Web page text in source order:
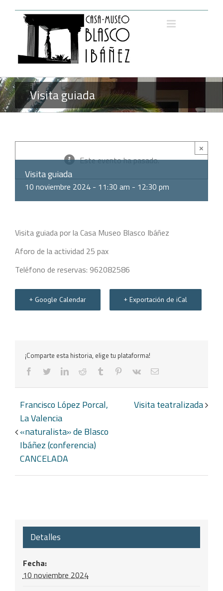
contenido
Visita guiada
×
Este evento ha pasado.
Visita guiada
10 noviembre 2024 - 11:30 am - 12:30 pm
Visita guiada por la Casa Museo Blasco Ibáñez
Aforo de la actividad 25 pax
Teléfono de reservas: 962082586
+ Google Calendar + Exportación de iCal
¡Comparte esta historia, elige tu plataforma!
facebooktwitterlinkedinreddit tumblr pinterest
vk
Correo
Navegación
del
Evento
Francisco López Porcal,
La Valencia
«naturalista» de Blasco
Ibáñez (conferencia)
CANCELADA
Visita teatralizada
Detalles
Fecha:
10 noviembre 2024